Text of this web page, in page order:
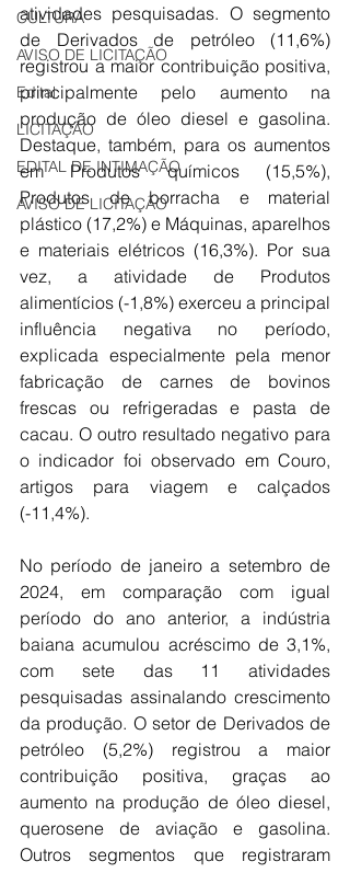
CULTURA
AVISO DE LICITAÇÃO
Edital
LICITAÇÃO
EDITAL DE INTIMAÇÃO
AVISO DE LICITAÇÃO
atividades pesquisadas. O segmento
de Derivados de petróleo (11,6%)
registrou a maior contribuição positiva,
principalmente pelo aumento na
produção de óleo diesel e gasolina.
Destaque, também, para os aumentos
em Produtos químicos (15,5%),
Produtos de borracha e material
plástico (17,2%) e Máquinas, aparelhos
e materiais elétricos (16,3%). Por sua
vez, a atividade de Produtos
alimentícios (-1,8%) exerceu a principal
influência negativa no período,
explicada especialmente pela menor
fabricação de carnes de bovinos
frescas ou refrigeradas e pasta de
cacau. O outro resultado negativo para
o indicador foi observado em Couro,
artigos para viagem e calçados
(-11,4%).
No período de janeiro a setembro de
2024, em comparação com igual
período do ano anterior, a indústria
baiana acumulou acréscimo de 3,1%,
com sete das 11 atividades
pesquisadas assinalando crescimento
da produção. O setor de Derivados de
petróleo (5,2%) registrou a maior
contribuição positiva, graças ao
aumento na produção de óleo diesel,
querosene de aviação e gasolina.
Outros segmentos que registraram